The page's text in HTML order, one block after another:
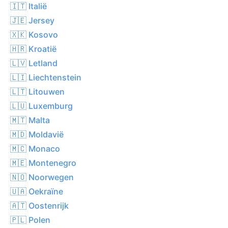
🇮🇹 Italië
🇯🇪 Jersey
🇽🇰 Kosovo
🇭🇷 Kroatië
🇱🇻 Letland
🇱🇮 Liechtenstein
🇱🇹 Litouwen
🇱🇺 Luxemburg
🇲🇹 Malta
🇲🇩 Moldavië
🇲🇨 Monaco
🇲🇪 Montenegro
🇳🇴 Noorwegen
🇺🇦 Oekraïne
🇦🇹 Oostenrijk
🇵🇱 Polen